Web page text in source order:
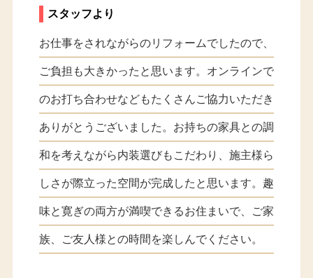
スタッフより
お仕事をされながらのリフォームでしたので、
ご負担も大きかったと思います。オンラインで
のお打ち合わせなどもたくさんご協力いただき
ありがとうございました。お持ちの家具との調
和を考えながら内装選びもこだわり、施主様ら
しさが際立った空間が完成したと思います。趣
味と寛ぎの両方が満喫できるお住まいで、ご家
族、ご友人様との時間を楽しんでください。